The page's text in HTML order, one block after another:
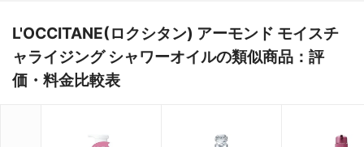
L'OCCITANE(ロクシタン) アーモンド モイスチ
ャライジング シャワーオイルの類似商品：評
価・料金比較表